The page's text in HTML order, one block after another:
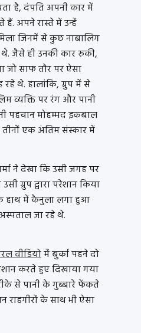
है, दंपति अपनी कार में
अपने रास्ते में उन्हें
जिनमें से कुछ नाबालिग
थे. जैसे ही उनकी कार रुकी,
जो साफ तौर पर ऐसा
थे. हालांकि, ग्रुप में से
व्यक्ति पर रंग और पानी
पहचान मोहम्मद इकबाल
एक अंतिम संस्कार में
ने देखा कि उसी जगह पर
ग्रुप द्वारा परेशान किया
हाथ में कैनुला लगा हुआ
जा रहे थे.
वीडियोमें बुर्का पहने दो
करते हुए दिखाया गया
से पानी के गुब्बारे फेंकते
राहगीरों के साथ भी ऐसा